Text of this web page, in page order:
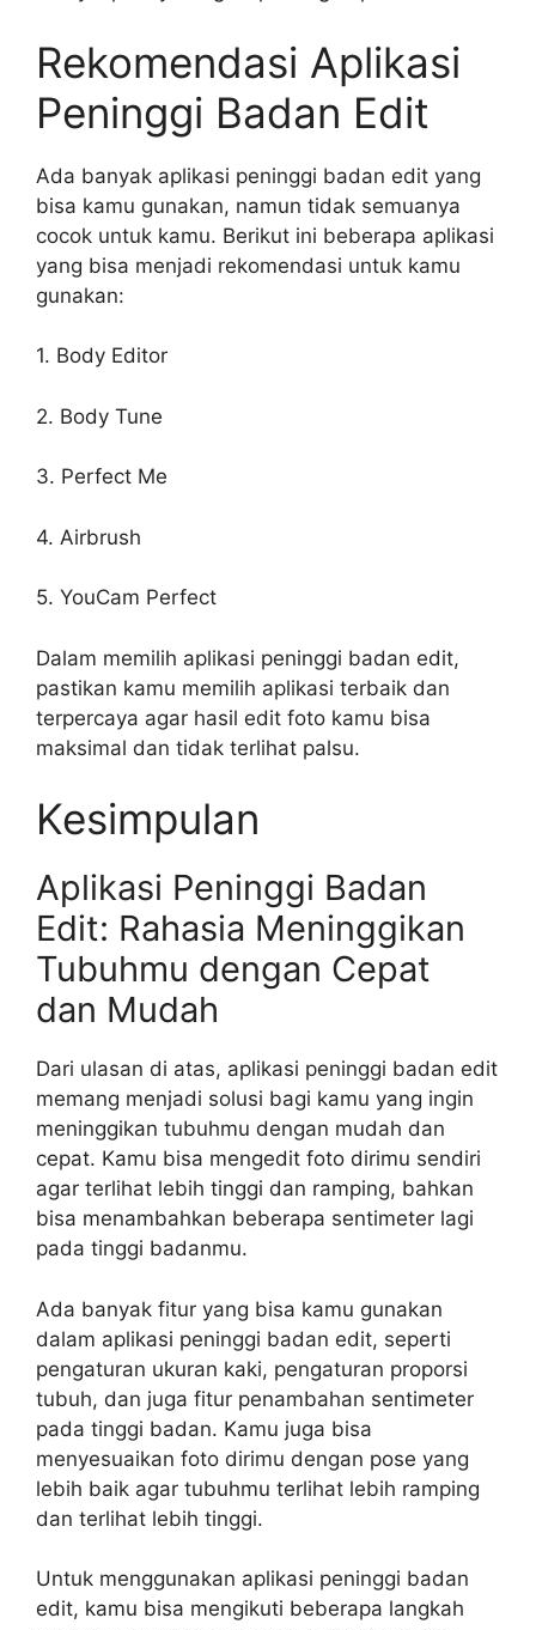
Rekomendasi Aplikasi
Peninggi Badan Edit
Ada banyak aplikasi peninggi badan edit yang
bisa kamu gunakan, namun tidak semuanya
cocok untuk kamu. Berikut ini beberapa aplikasi
yang bisa menjadi rekomendasi untuk kamu
gunakan:
1. Body Editor
2. Body Tune
3. Perfect Me
4. Airbrush
5. YouCam Perfect
Dalam memilih aplikasi peninggi badan edit,
pastikan kamu memilih aplikasi terbaik dan
terpercaya agar hasil edit foto kamu bisa
maksimal dan tidak terlihat palsu.
Kesimpulan
Aplikasi Peninggi Badan
Edit: Rahasia Meninggikan
Tubuhmu dengan Cepat
dan Mudah
Dari ulasan di atas, aplikasi peninggi badan edit
memang menjadi solusi bagi kamu yang ingin
meninggikan tubuhmu dengan mudah dan
cepat. Kamu bisa mengedit foto dirimu sendiri
agar terlihat lebih tinggi dan ramping, bahkan
bisa menambahkan beberapa sentimeter lagi
pada tinggi badanmu.
Ada banyak fitur yang bisa kamu gunakan
dalam aplikasi peninggi badan edit, seperti
pengaturan ukuran kaki, pengaturan proporsi
tubuh, dan juga fitur penambahan sentimeter
pada tinggi badan. Kamu juga bisa
menyesuaikan foto dirimu dengan pose yang
lebih baik agar tubuhmu terlihat lebih ramping
dan terlihat lebih tinggi.
Untuk menggunakan aplikasi peninggi badan
edit, kamu bisa mengikuti beberapa langkah